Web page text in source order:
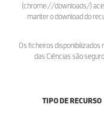
(chrome://downloads/)
manter o download do
Os ficheiros disponibilizados
das Ciências são
TIPO DE RECURSO